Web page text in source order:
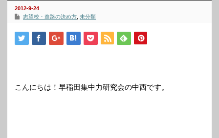
2012-9-24
志望校・進路の決め方 未分類
こんにちは！早稲田集中力研究会の中西です。